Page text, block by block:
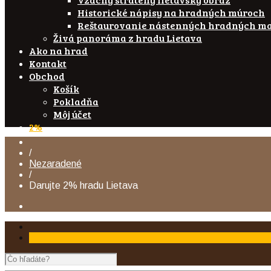
Historické nápisy na hradných múroch
Reštaurovanie nástenných hradných
Živá panoráma z hradu Lietava
Ako na hrad
Kontakt
Obchod
Košík
Pokladňa
Môj účet
2%
/
Nezaradené
/
Darujte 2% hradu Lietava